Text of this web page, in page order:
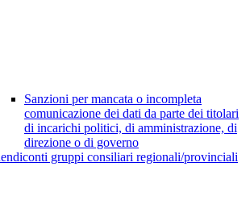
Sanzioni per mancata o incompleta
comunicazione dei dati da parte dei titolari
di incarichi politici, di amministrazione, di
direzione o di governo
gruppi consiliari regionali/provinciali